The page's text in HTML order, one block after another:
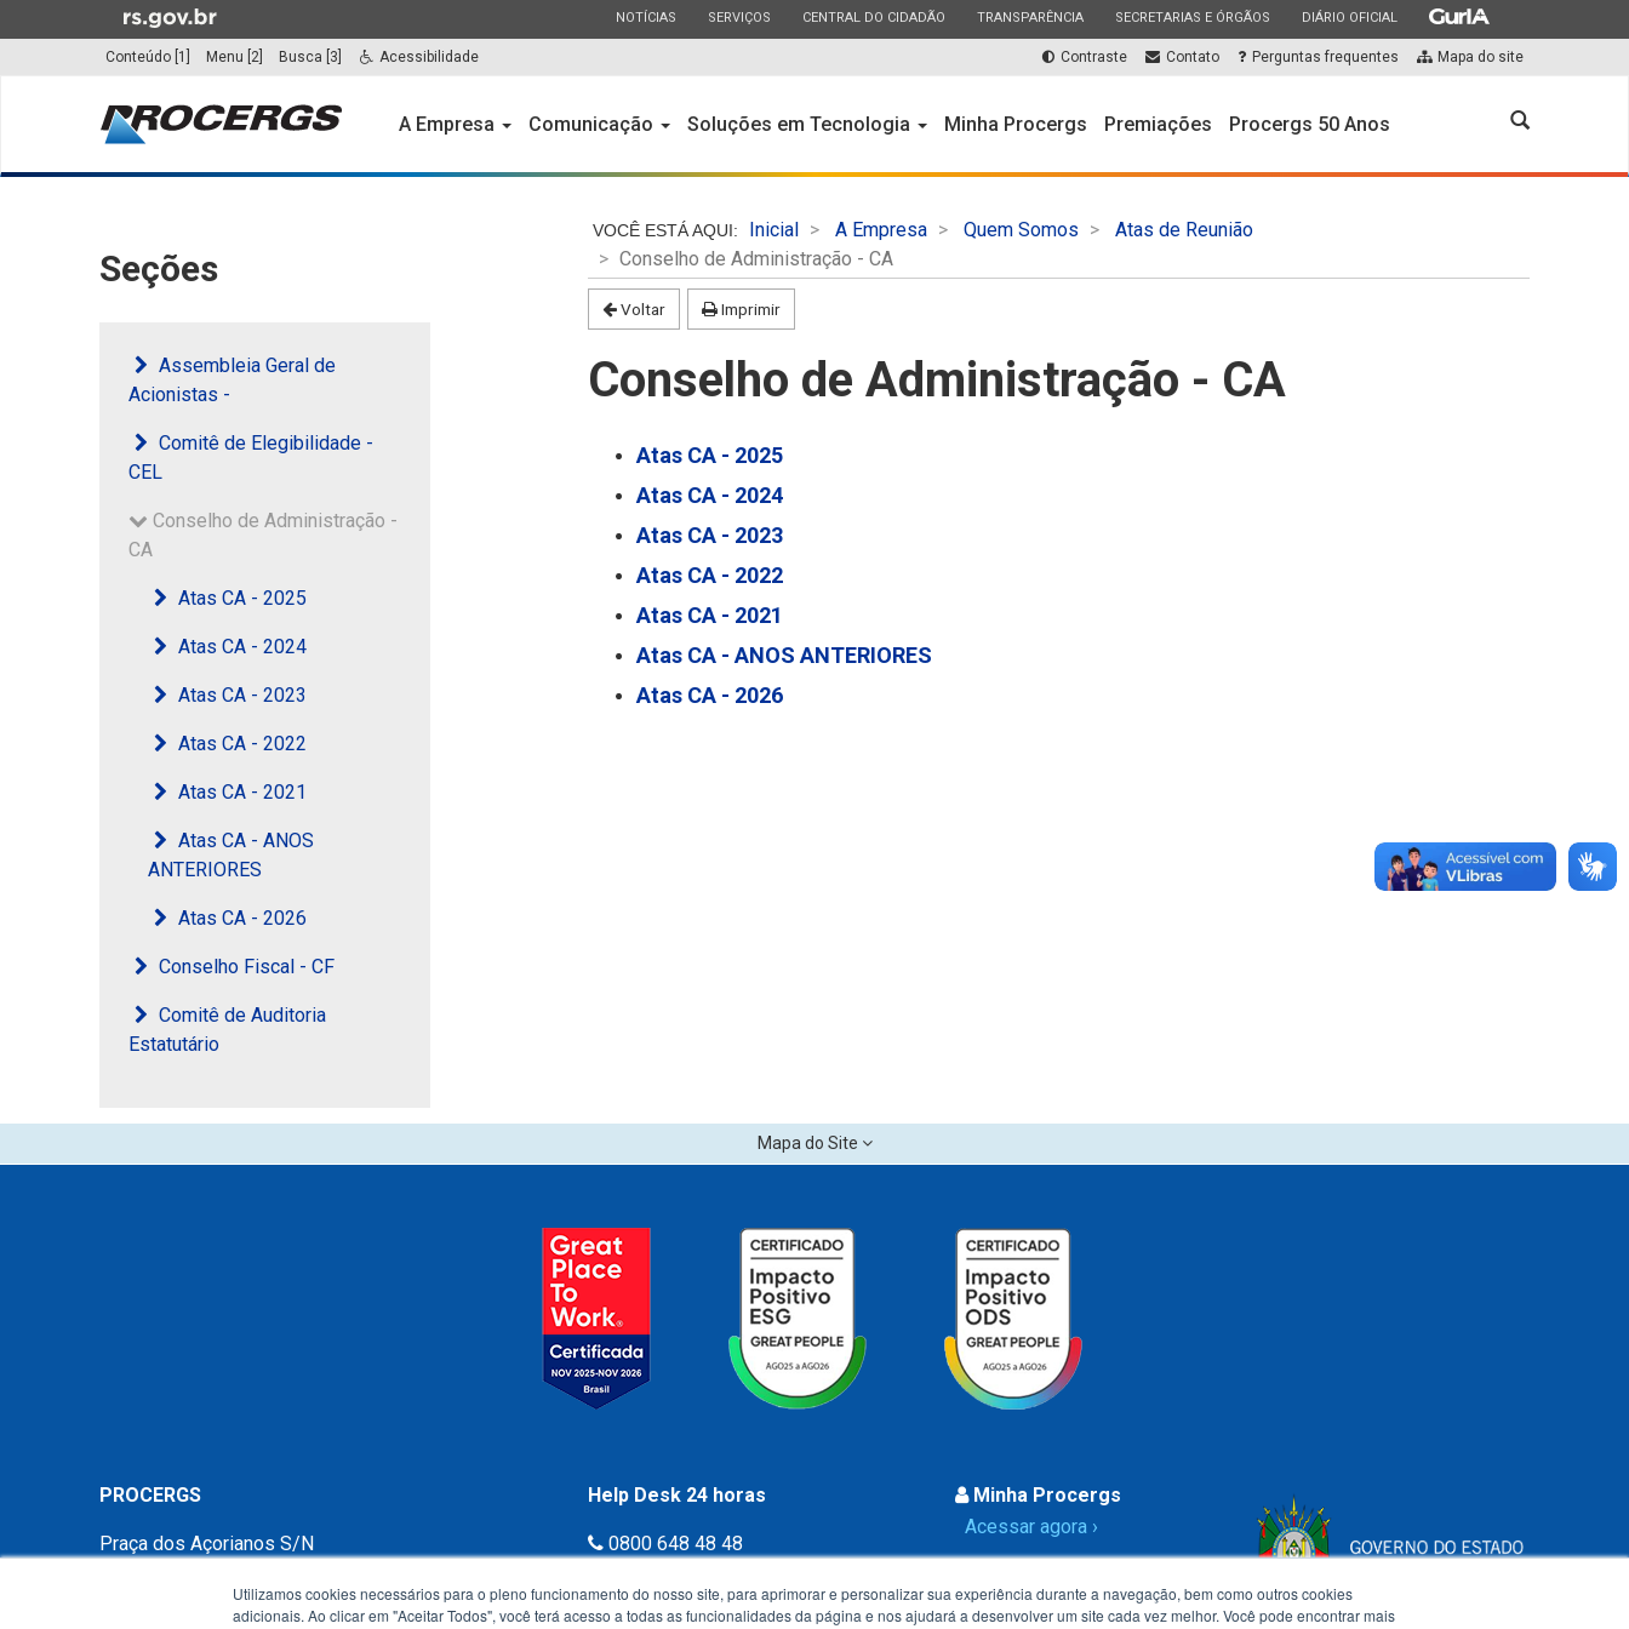
para
o
ESTADO
NOTÍCIAS ESTADO
SERVIÇOS ESTADO
CENTRAL DO CIDADÃO ESTADO
TRANSPARÊNCIA ESTADO
SECRETARIAS E ÓRGÃOS ESTADO
DIÁRIO OFICIAL ESTADO
Conteúdo [1] Menu [2] Busca [3] Acessibilidade Contraste Contato Perguntas frequentes Mapa do site
Abrir
busca
do
A Empresa Comunicação Soluções em Tecnologia Minha Procergs Premiações Procergs 50 Anos
Seções
Assembleia Geral de
Acionistas -
Comitê de Elegibilidade -
CEL
Conselho de Administração -
CA
Atas CA - 2025
Atas CA - 2024
Atas CA - 2023
Atas CA - 2022
Atas CA - 2021
Atas CA - ANOS
ANTERIORES
Atas CA - 2026
Conselho Fiscal - CF
Comitê de Auditoria
Estatutário
Inicial A Empresa Quem Somos
Atas de Reunião
Conselho de Administração - CA
Voltar Imprimir
Conselho de Administração - CA
Atas CA - 2025
Atas CA - 2024
Atas CA - 2023
Atas CA - 2022
Atas CA - 2021
Atas CA - ANOS ANTERIORES
Atas CA - 2026
Mapa do Site
PROCERGS
Praça dos Açorianos S/N
(51) 3210.3100
Help Desk 24 horas
0800 648 48 48
Minha Procergs
Acessar agora ›
Utilizamos cookies necessários para o pleno funcionamento do nosso site, para aprimorar e personalizar sua experiência durante a navegação, bem como outros cookies
adicionais. Ao clicar em "Aceitar Todos", você terá acesso a todas as funcionalidades da página e nos ajudará a desenvolver um site cada vez melhor. Você pode encontrar mais